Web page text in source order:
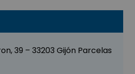
39 – 33203 Gijón Parcelas